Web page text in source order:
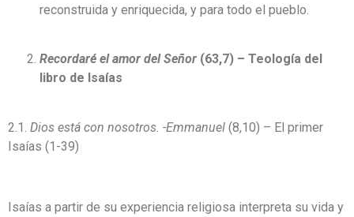
reconstruida y enriquecida, y para todo el pueblo.
Recordaré el amor del Señor (63,7) – Teología del
libro de Isaías
2.1. Dios está con nosotros. -Emmanuel (8,10) – El primer
Isaías (1-39)
Isaías a partir de su experiencia religiosa interpreta su vida y